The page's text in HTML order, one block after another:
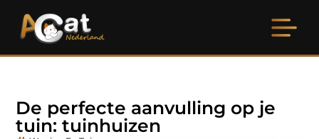
De perfecte aanvulling op je
tuin: tuinhuizen